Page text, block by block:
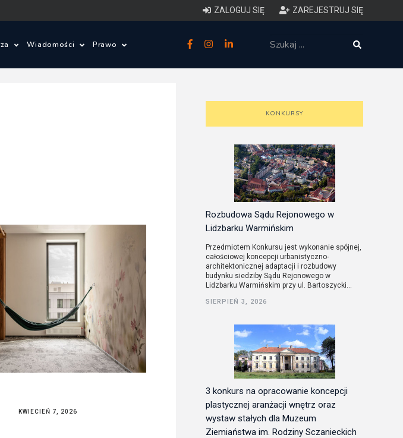
ZALOGUJ SIĘ ZAREJESTRUJ SIĘ
Wiadomości Prawo
Szczegółowy zakres i forma projektu
Ustawa o planowaniu i
zagospodarowaniu przestrzennym
Prawo autorskie
KWIECIEŃ 7, 2026
KONKURSY
Rozbudowa Sądu Rejonowego w
Lidzbarku Warmińskim
Przedmiotem Konkursu jest wykonanie spójnej,
całościowej koncepcji urbanistyczno-
architektonicznej adaptacji i rozbudowy
budynku siedziby Sądu Rejonowego w
Lidzbarku Warmińskim przy ul. Bartoszycki...
SIERPIEŃ 3, 2026
3 konkurs na opracowanie koncepcji
plastycznej aranżacji wnętrz oraz
wystaw stałych dla Muzeum
Ziemiaństwa im. Rodziny Sczanieckich